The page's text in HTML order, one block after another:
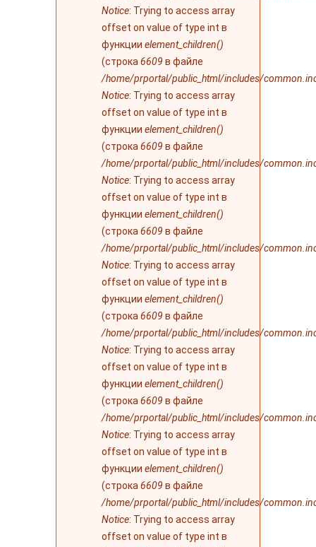
Notice: Trying to access array
offset on value of type int в
функции element_children()
(строка 6609 в файле
/home/prportal/public_html/includes/
Notice: Trying to access array
offset on value of type int в
функции element_children()
(строка 6609 в файле
/home/prportal/public_html/includes/
Notice: Trying to access array
offset on value of type int в
функции element_children()
(строка 6609 в файле
/home/prportal/public_html/includes/
Notice: Trying to access array
offset on value of type int в
функции element_children()
(строка 6609 в файле
/home/prportal/public_html/includes/
Notice: Trying to access array
offset on value of type int в
функции element_children()
(строка 6609 в файле
/home/prportal/public_html/includes/
Notice: Trying to access array
offset on value of type int в
функции element_children()
(строка 6609 в файле
/home/prportal/public_html/includes/
Notice: Trying to access array
offset on value of type int в